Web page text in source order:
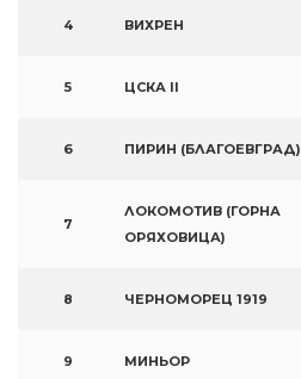
4 ВИХРЕН
5 ЦСКА II
6 ПИРИН (БЛАГОЕВГРАД)
7
ЛОКОМОТИВ (ГОРНА
ОРЯХОВИЦА)
8 ЧЕРНОМОРЕЦ 1919
9 МИНЬОР